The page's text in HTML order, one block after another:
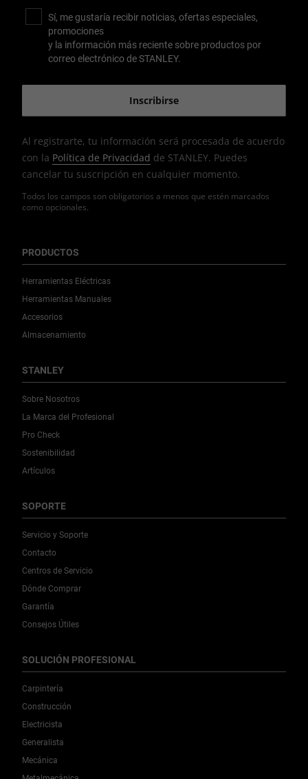
Todos los campos son obligatorios a menos que estén marcados
como opcionales.
Sí, me gustaría recibir noticias, ofertas especiales,
promociones
y la información más reciente sobre productos por
correo electrónico de STANLEY.
Al registrarte, tu información será procesada de acuerdo
con la Política de Privacidad de STANLEY. Puedes
cancelar tu suscripción en cualquier momento.
PRODUCTOS
Herramientas Eléctricas
Herramientas Manuales
Accesorios
Almacenamiento
STANLEY
Sobre Nosotros
La Marca del Profesional
Pro Check
Sostenibilidad
Artículos
SOPORTE
Servicio y Soporte
Contacto
Centros de Servicio
Dónde Comprar
Garantía
Consejos Útiles
SOLUCIÓN PROFESIONAL
Carpintería
Construcción
Electricista
Generalista
Mecánica